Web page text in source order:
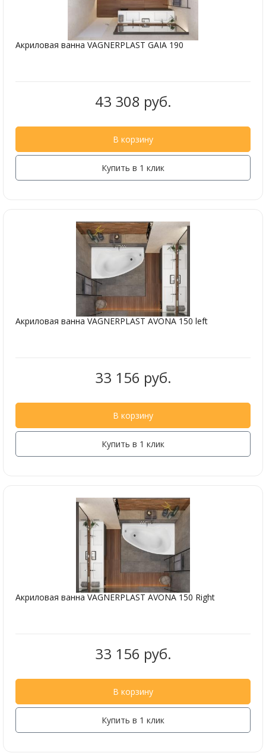
Акриловая ванна VAGNERPLAST GAIA 190
43 308 руб.
В корзину
Купить в 1 клик
Акриловая ванна VAGNERPLAST AVONA 150 left
33 156 руб.
В корзину
Купить в 1 клик
Акриловая ванна VAGNERPLAST AVONA 150 Right
33 156 руб.
В корзину
Купить в 1 клик